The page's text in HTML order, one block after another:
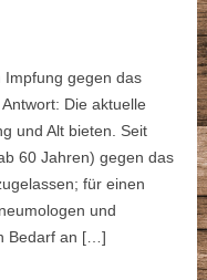
Impfung gegen das
Die aktuelle
und Alt bieten. Seit
60 Jahren) gegen das
für einen
und
Bedarf an […]